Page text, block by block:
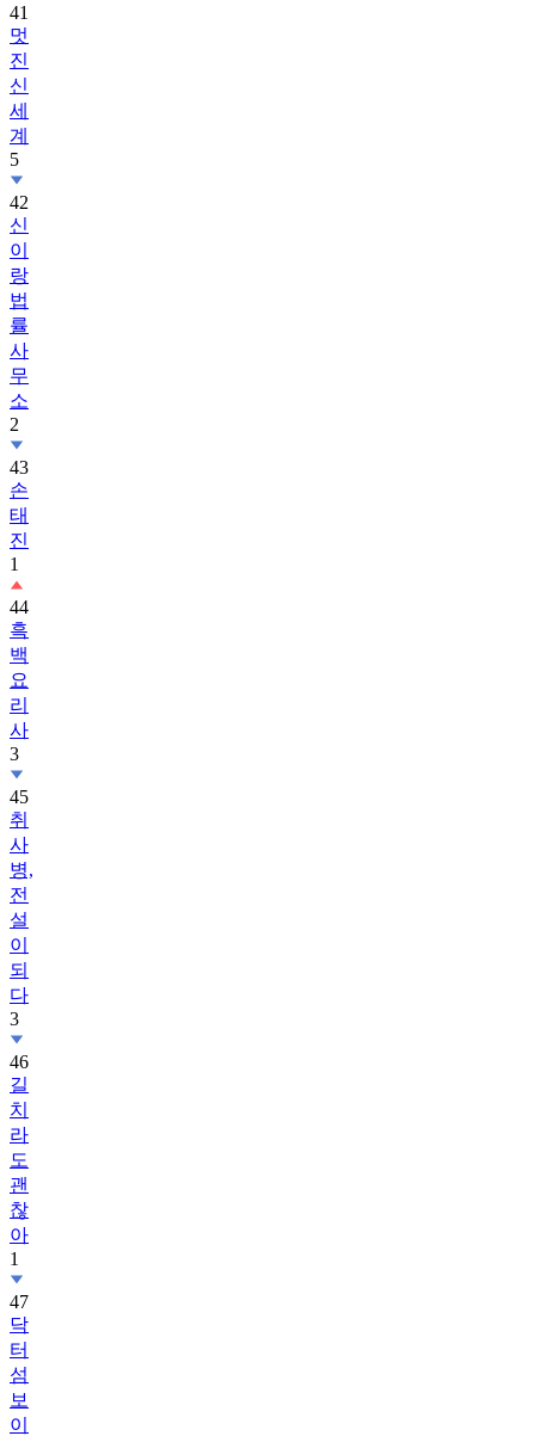
41
멋
진
신
세
계
5
42
신
이
랑
법
률
사
무
소
2
43
손
태
진
1
44
흑
백
요
리
사
3
45
취
사
병,
전
설
이
되
다
3
46
길
치
라
도
괜
찮
아
1
47
닥
터
섬
보
이